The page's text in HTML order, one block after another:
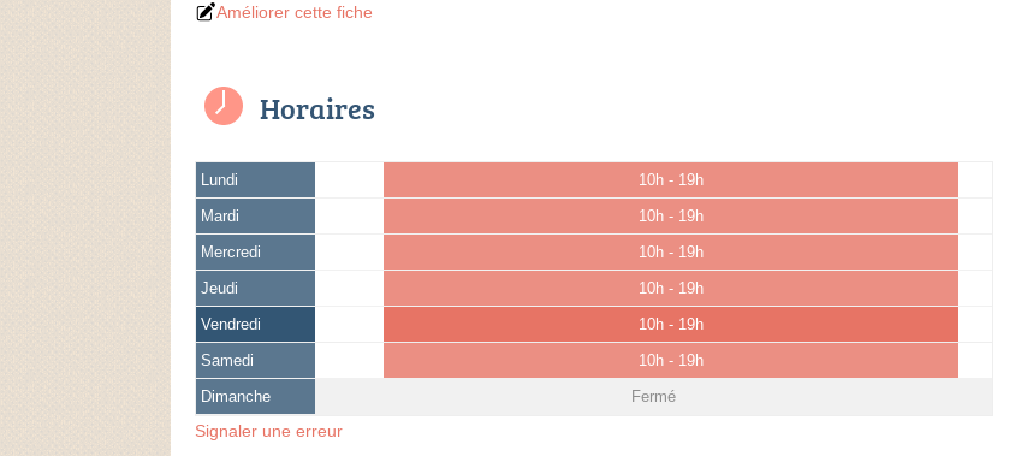
Améliorer cette fiche
Horaires
Lundi 10h - 19h
Mardi 10h - 19h
Mercredi 10h - 19h
Jeudi 10h - 19h
Vendredi 10h - 19h
Samedi 10h - 19h
Dimanche Fermé
Signaler une erreur